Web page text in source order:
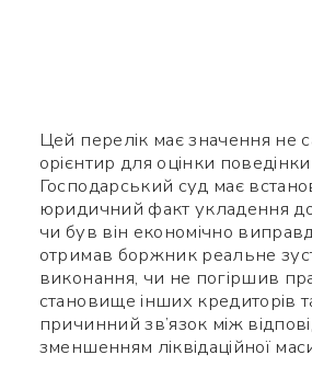
Цей перелік має значення не
орієнтир для оцінки
Господарський суд має
юридичний факт укладення
чи був він економічно
отримав боржник реальне
виконання, чи не погіршив
становище інших кредиторів
причинний зв’язок між
зменшенням ліквідаційної